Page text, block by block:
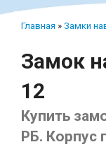
Главная » Замки
Замок
12
Купить
РБ. Корпус